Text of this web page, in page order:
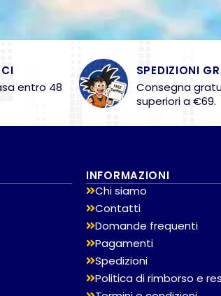
entro 48
SPEDIZIONI
Consegna
superiori a €69.
INFORMAZIONI
Chi siamo
Contatti
Domande frequenti
Pagamenti
Spedizioni
Politica di rimborso e